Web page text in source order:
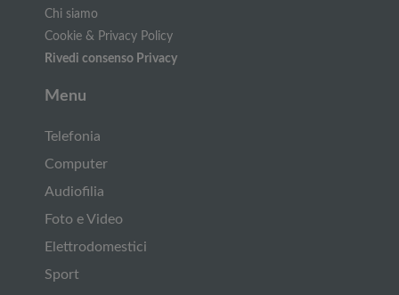
Chi siamo
Cookie & Privacy Policy
Rivedi consenso Privacy
Menu
Telefonia
Computer
Audiofilia
Foto e Video
Elettrodomestici
Sport